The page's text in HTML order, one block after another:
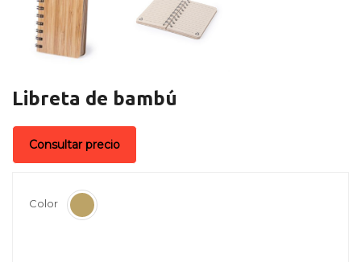
Libreta de bambú
Consultar precio
Color